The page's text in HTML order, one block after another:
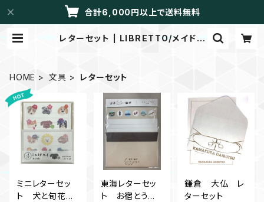
合計6,000円以上で送料無料
レターセット | LIBRETTO/メイドイ
HOME 文具 レターセット
ミニレターセッ
ト 犬と旬花
東海レターセッ
ト お宿とうか
鎌倉 大仏 レ
ターセット